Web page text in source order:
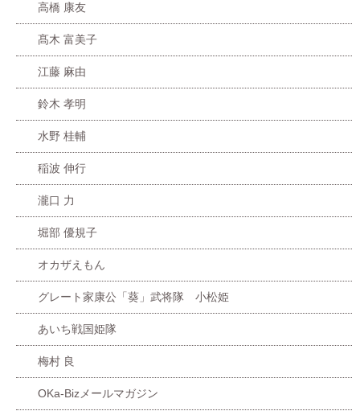
高橋 康友
髙木 富美子
江藤 麻由
鈴木 孝明
水野 桂輔
稲波 伸行
瀧口 力
堀部 優規子
オカザえもん
グレート家康公「葵」武将隊 小松姫
あいち戦国姫隊
梅村 良
OKa-Bizメールマガジン